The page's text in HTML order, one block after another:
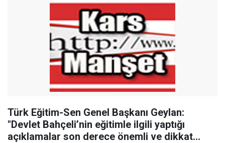
Türk Eğitim-Sen Genel Başkanı Geylan:
"Devlet Bahçeli’nin eğitimle ilgili yaptığı
açıklamalar son derece önemli ve dikkat